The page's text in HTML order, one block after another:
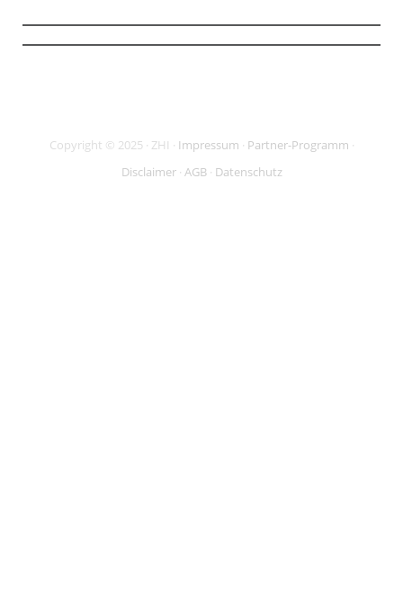
Copyright © 2025 · ZHI · Impressum · Partner-Programm ·
Disclaimer· AGB· Datenschutz